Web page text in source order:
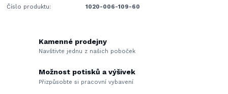
Číslo produktu: 1020-006-109-60
Kamenné prodejny
Navštivte jednu z našich poboček
Možnost potisků a výšivek
Přizpůsobte si pracovní vybavení